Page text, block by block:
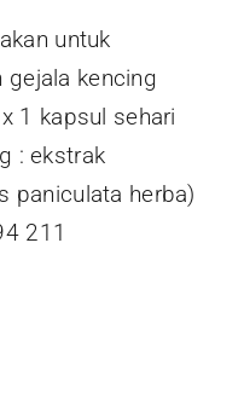
untuk
kencing
1 kapsul sehari
: ekstrak
paniculata herba)
211